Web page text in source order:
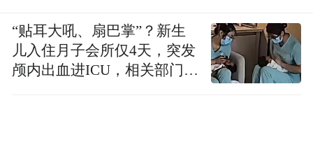
“贴耳大吼、扇巴掌”？新生
儿入住月子会所仅4天，突发
颅内出血进ICU，相关部门已